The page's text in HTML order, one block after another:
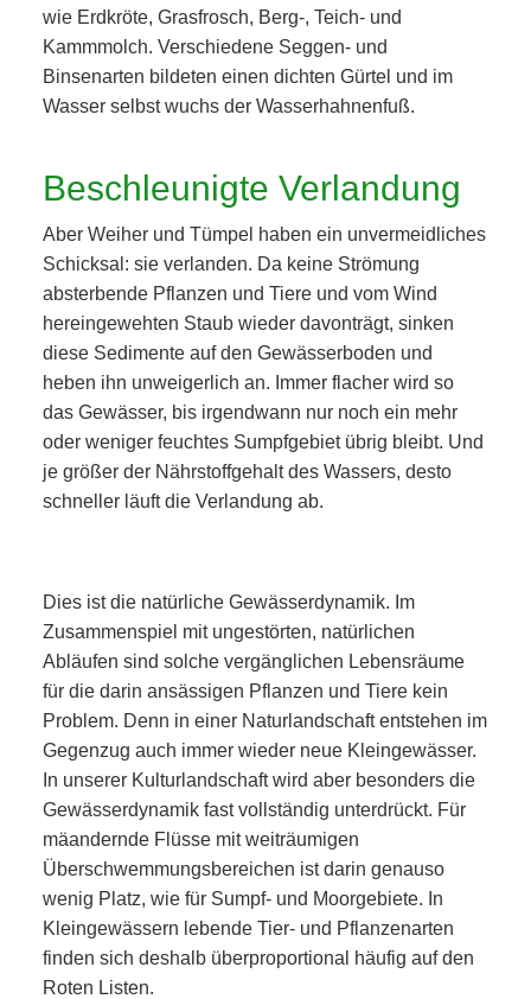
wie Erdkröte, Grasfrosch, Berg-, Teich- und
Kammmolch. Verschiedene Seggen- und
Binsenarten bildeten einen dichten Gürtel und im
Wasser selbst wuchs der Wasserhahnenfuß.
Beschleunigte Verlandung
Aber Weiher und Tümpel haben ein unvermeidliches
Schicksal: sie verlanden. Da keine Strömung
absterbende Pflanzen und Tiere und vom Wind
hereingewehten Staub wieder davonträgt, sinken
diese Sedimente auf den Gewässerboden und
heben ihn unweigerlich an. Immer flacher wird so
das Gewässer, bis irgendwann nur noch ein mehr
oder weniger feuchtes Sumpfgebiet übrig bleibt. Und
je größer der Nährstoffgehalt des Wassers, desto
schneller läuft die Verlandung ab.
Dies ist die natürliche Gewässerdynamik. Im
Zusammenspiel mit ungestörten, natürlichen
Abläufen sind solche vergänglichen Lebensräume
für die darin ansässigen Pflanzen und Tiere kein
Problem. Denn in einer Naturlandschaft entstehen im
Gegenzug auch immer wieder neue Kleingewässer.
In unserer Kulturlandschaft wird aber besonders die
Gewässerdynamik fast vollständig unterdrückt. Für
mäandernde Flüsse mit weiträumigen
Überschwemmungsbereichen ist darin genauso
wenig Platz, wie für Sumpf- und Moorgebiete. In
Kleingewässern lebende Tier- und Pflanzenarten
finden sich deshalb überproportional häufig auf den
Roten Listen.